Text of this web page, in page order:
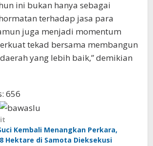
ini bukan hanya sebagai
terhadap jasa para
juga menjadi momentum
tekad bersama membangun
yang lebih baik,” demikian
656
Kembali Menangkan Perkara,
Hektare di Samota Dieksekusi